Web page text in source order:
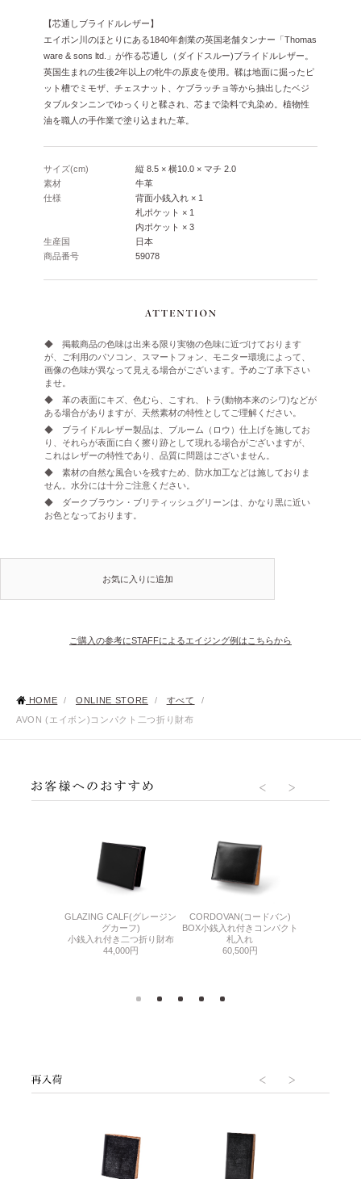
【芯通しブライドルレザー】
エイボン川のほとりにある1840年創業の英国老舗タンナー「Thomas
ware & sons ltd.」が作る芯通し（ダイドスルー)ブライドルレザー。
英国生まれの生後2年以上の牝牛の原皮を使用。鞣は地面に掘ったピ
ット槽でミモザ、チェスナット、ケブラッチョ等から抽出したベジ
タブルタンニンでゆっくりと鞣され、芯まで染料で丸染め。植物性
油を職人の手作業で塗り込まれた革。
サイズ(cm)
縦 8.5 × 横10.0 × マチ 2.0
素材
牛革
仕様
背面小銭入れ × 1
札ポケット × 1
内ポケット × 3
生産国
日本
商品番号
59078
◆ 掲載商品の色味は出来る限り実物の色味に近づけております
が、ご利用のパソコン、スマートフォン、モニター環境によって、
画像の色味が異なって見える場合がございます。予めご了承下さい
ませ。
◆ 革の表面にキズ、色むら、こすれ、トラ(動物本来のシワ)などが
ある場合がありますが、天然素材の特性としてご理解ください。
◆ ブライドルレザー製品は、ブルーム（ロウ）仕上げを施してお
り、それらが表面に白く擦り跡として現れる場合がございますが、
これはレザーの特性であり、品質に問題はございません。
◆ 素材の自然な風合いを残すため、防水加工などは施しておりま
せん。水分には十分ご注意ください。
◆ ダークブラウン・ブリティッシュグリーンは、かなり黒に近い
お色となっております。
お気に入りに追加
ご購入の参考にSTAFFによるエイジング例はこちらから
HOME / ONLINE STORE / すべて
/
AVON (エイボン)コンパクト二つ折り財布
GLAZING CALF(グレージン
グカーフ)
小銭入れ付き二つ折り財布
44,000円
CORDOVAN(コードバン)
BOX小銭入れ付きコンパクト
札入れ
60,500円